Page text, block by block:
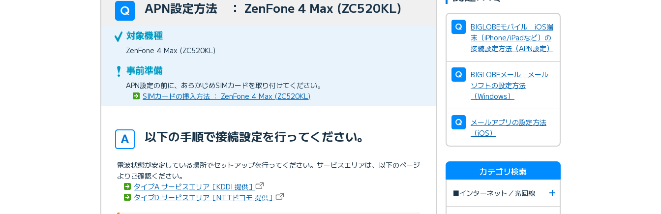
APN設定方法 ： ZenFone 4 Max (ZC520KL)
ZenFone 4 Max (ZC520KL)
APN設定の前に、あらかじめSIMカードを取り付けてください。
SIMカードの挿入方法 ： ZenFone 4 Max (ZC520KL)
以下の手順で接続設定を行ってください。
電波状態が安定している場所でセットアップを行ってください。サービスエリアは、以下のページ
よりご確認ください。
タイプA サービスエリア［KDDI 提供］
タイプD サービスエリア［NTTドコモ 提供］
BIGLOBEモバイル iOS端
末（iPhone/iPadなど）の
接続設定方法（APN設定）
BIGLOBEメール メール
ソフトの設定方法
（Windows）
メールアプリの設定方法
（iOS）
カテゴリ検索
■インターネット／光回線